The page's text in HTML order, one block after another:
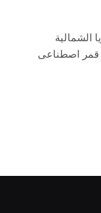
الشمالية
قمر اصطناعى